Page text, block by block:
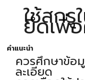
ใช้สกรู
ยึดเพื่
คำแนะนำ
ควรศึกษาข้อ
ละเอียด